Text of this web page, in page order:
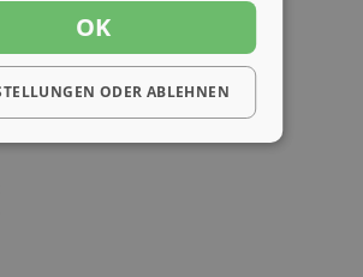
OK
ODER ABLEHNEN